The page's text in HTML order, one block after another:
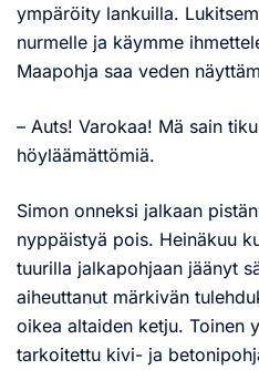
ympäröity lankuilla.
nurmelle ja käymme
Maapohja saa veden
– Auts! Varokaa! Mä sain
höyläämättömiä.
Simon onneksi jalkaan
nyppäistyä pois. Heinäkuu
tuurilla jalkapohjaan jäänyt
aiheuttanut märkivän
oikea altaiden ketju. Toinen
tarkoitettu kivi- ja